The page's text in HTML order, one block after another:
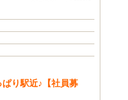
り駅近♪【社員募